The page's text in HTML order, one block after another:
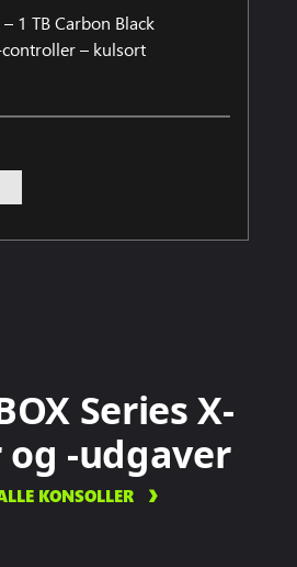
– 1 TB Carbon Black
controller – kulsort
Series X-
-udgaver
KONSOLLER